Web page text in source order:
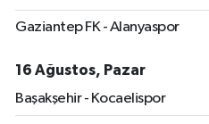
Gaziantep FK - Alanyaspor
16 Ağustos, Pazar
Başakşehir - Kocaelispor